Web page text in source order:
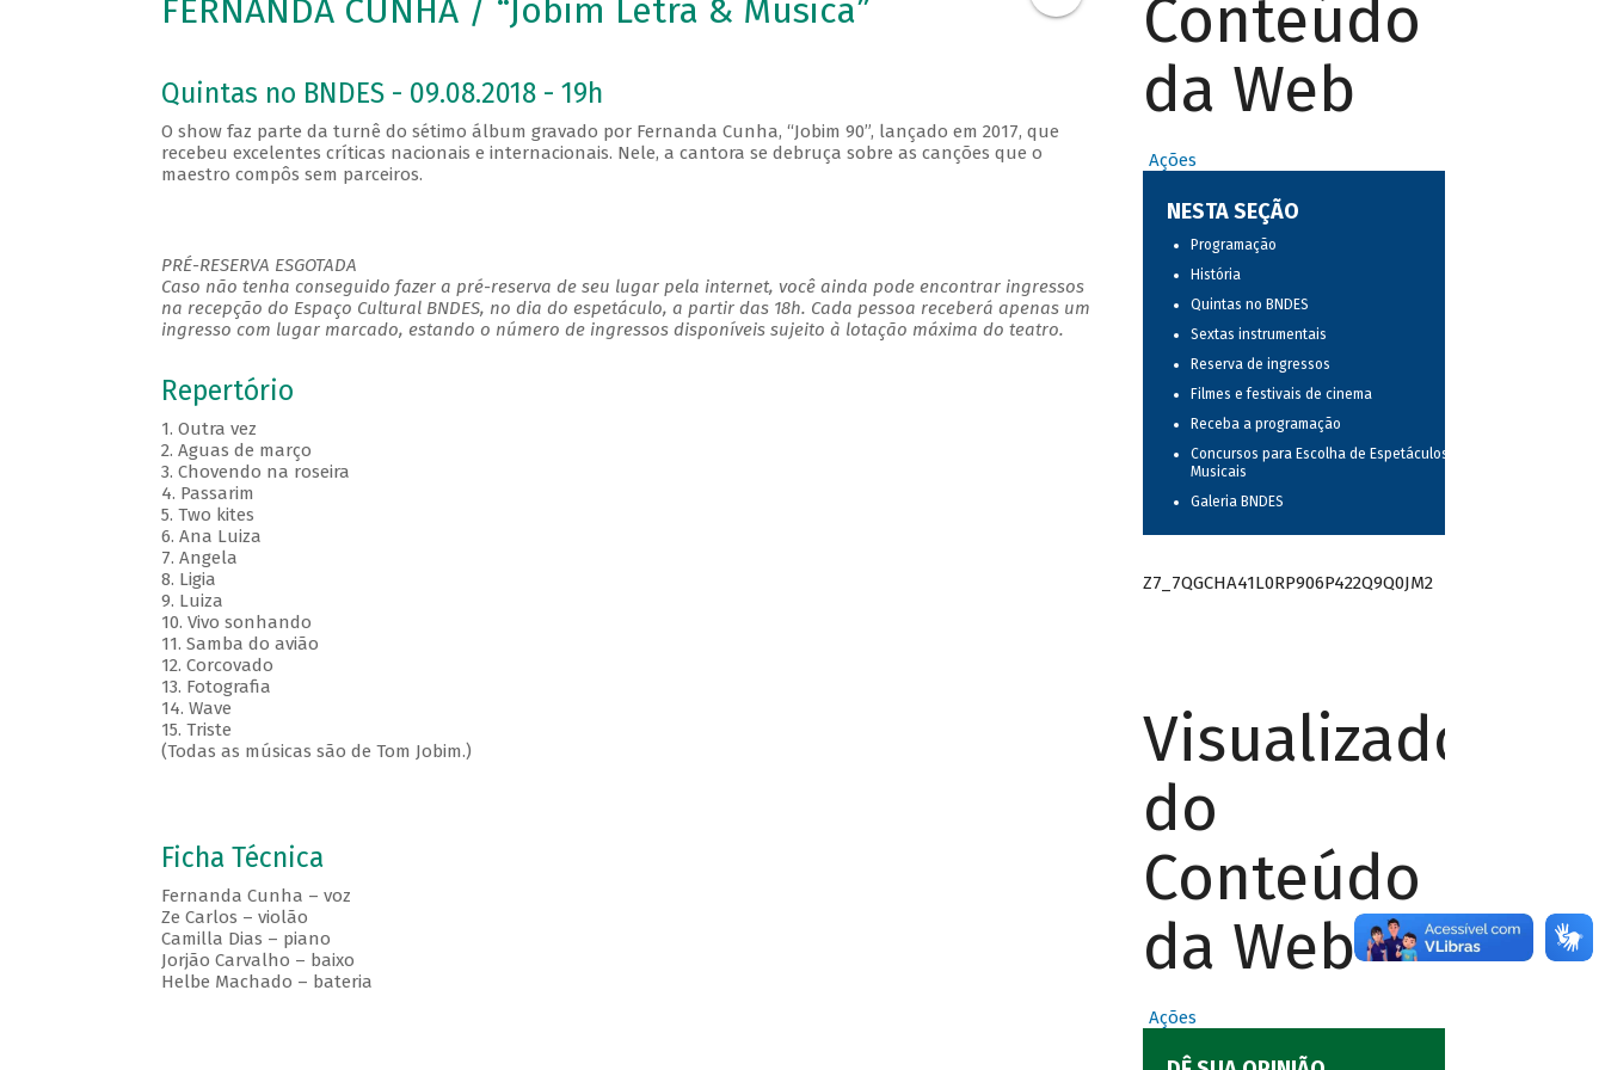
FERNANDA CUNHA / “Jobim Letra & Música”
Quintas no BNDES - 09.08.2018 - 19h
O show faz parte da turnê do sétimo álbum gravado por Fernanda Cunha, “Jobim 90”, lançado em 2017, que
recebeu excelentes críticas nacionais e internacionais. Nele, a cantora se debruça sobre as canções que o
maestro compôs sem parceiros.
PRÉ-RESERVA ESGOTADA
Caso não tenha conseguido fazer a pré-reserva de seu lugar pela internet, você ainda pode encontrar ingressos
na recepção do Espaço Cultural BNDES, no dia do espetáculo, a partir das 18h. Cada pessoa receberá apenas um
ingresso com lugar marcado, estando o número de ingressos disponíveis sujeito à lotação máxima do teatro.
Repertório
1. Outra vez
2. Aguas de março
3. Chovendo na roseira
4. Passarim
5. Two kites
6. Ana Luiza
7. Angela
8. Ligia
9. Luiza
10. Vivo sonhando
11. Samba do avião
12. Corcovado
13. Fotografia
14. Wave
15. Triste
(Todas as músicas são de Tom Jobim.)
Ficha Técnica
Fernanda Cunha – voz
Ze Carlos – violão
Camilla Dias – piano
Jorjão Carvalho – baixo
Helbe Machado – bateria
Conteúdo
da Web
Ações
NESTA SEÇÃO
Programação
História
Quintas no BNDES
Sextas instrumentais
Reserva de ingressos
Filmes e festivais de cinema
Receba a programação
Concursos para Escolha de Espetáculos
Musicais
Galeria BNDES
Z7_7QGCHA41L0RP906P422Q9Q0JM2
Visualizador
do
Conteúdo
da Web
Ações